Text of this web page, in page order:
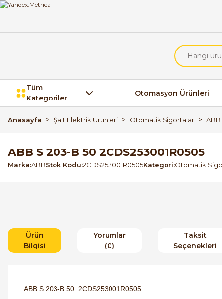
Tüm
Kategoriler
Otomasyon Ürünleri
Anasayfa Şalt Elektrik Ürünleri Otomatik Sigortalar ABB
ABB S 203-B 50 2CDS253001R0505
Marka ABBStok Kodu 2CDS253001R0505Kategori Otomatik
Ürün
Bilgisi
Yorumlar
(0)
Taksit
Seçenekleri
ABB S 203-B 50 2CDS253001R0505